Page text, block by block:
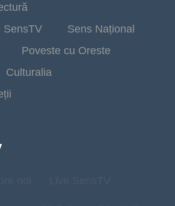
SensTV
Sens Național
Poveste cu Oreste
Culturalia